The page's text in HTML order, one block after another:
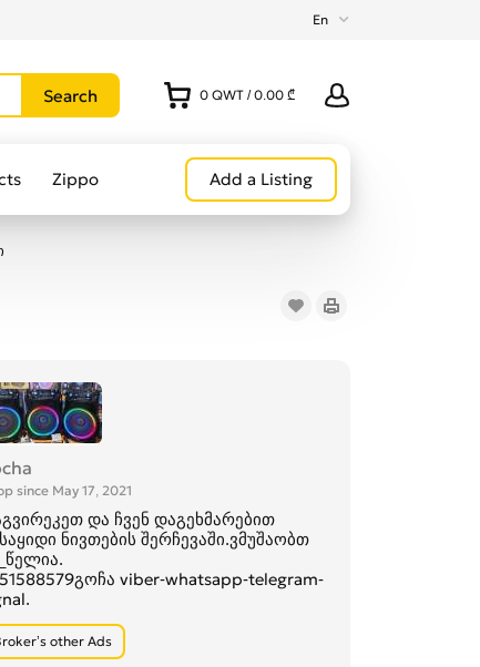
En
0 QWT / 0.00 ₾
Zippo Add a Listing
since May 17, 2021
და ჩვენ დაგეხმარებით
ნივთების შერჩევაში.ვმუშაობთ
viber-whatsapp-telegram-
other Ads